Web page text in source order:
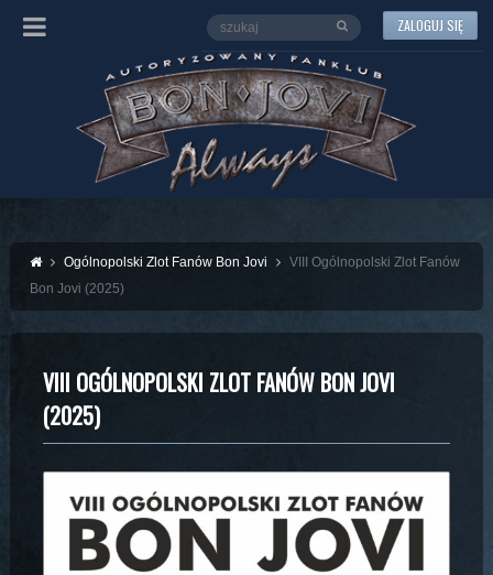
ZALOGUJ SIĘ
Ogólnopolski Zlot Fanów Bon Jovi
VIII Ogólnopolski Zlot Fanów
Bon Jovi (2025)
VIII OGÓLNOPOLSKI ZLOT FANÓW BON JOVI
(2025)